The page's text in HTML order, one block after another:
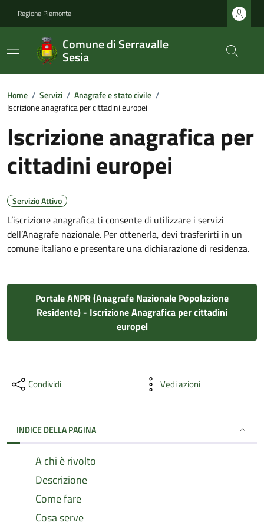
Regione Piemonte
Comune di Serravalle
Sesia
Home / Servizi / Anagrafe e stato civile /
Iscrizione anagrafica per cittadini europei
Iscrizione anagrafica per
cittadini europei
Servizio Attivo
L’iscrizione anagrafica ti consente di utilizzare i servizi
dell’Anagrafe nazionale. Per ottenerla, devi trasferirti in un
comune italiano e presentare una dichiarazione di residenza.
Portale ANPR (Anagrafe Nazionale Popolazione
Residente) - Iscrizione Anagrafica per cittadini
europei
Condividi Vedi azioni
INDICE DELLA PAGINA
A chi è rivolto
Descrizione
Come fare
Cosa serve